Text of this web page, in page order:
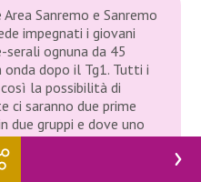
Sanremo e Sanremo
impegnati i giovani
serali ognuna da 45
onda dopo il Tg1. Tutti i
la possibilità di
ci saranno due prime
due gruppi e dove uno
due puntate verrà fuori
Festival di Sanremo